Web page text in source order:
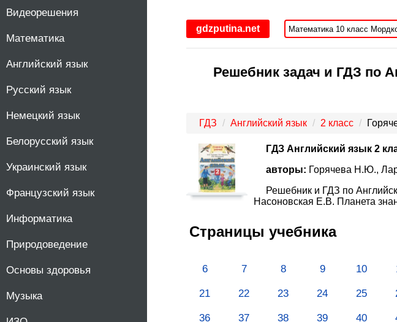
Видеорешения
Математика
Английский язык
Русский язык
Немецкий язык
Белорусский язык
Украинский язык
Французский язык
Информатика
Природоведение
Основы здоровья
Музыка
gdzputina.net
Решебник задач и ГДЗ по
ГДЗ Английский язык 2 класс
ГДЗ Английский язык 2
авторы: Горячева Н.Ю.,
Решебник и ГДЗ по
Насоновская Е.В. Планета
Страницы учебника
6 7 8 9 10
21 22 23 24 25
36 37 38 39 40